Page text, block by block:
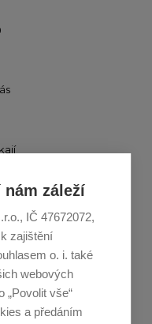
nám záleží
IČ 47672072,
zajištění
o. i. také
webových
„Povolit vše“
a předáním